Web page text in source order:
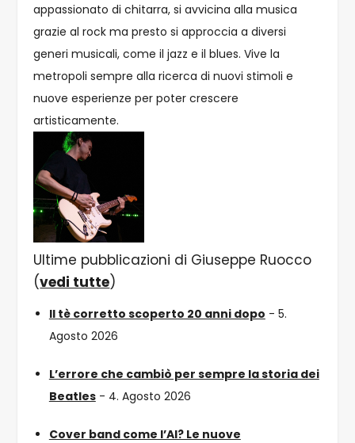
appassionato di chitarra, si avvicina alla musica
grazie al rock ma presto si approccia a diversi
generi musicali, come il jazz e il blues. Vive la
metropoli sempre alla ricerca di nuovi stimoli e
nuove esperienze per poter crescere
artisticamente.
Ultime pubblicazioni di Giuseppe Ruocco
(vedi tutte)
Il tè corretto scoperto 20 anni dopo - 5.
Agosto 2026
L’errore che cambiò per sempre la storia dei
Beatles- 4. Agosto 2026
Cover band come l’AI? Le nuove